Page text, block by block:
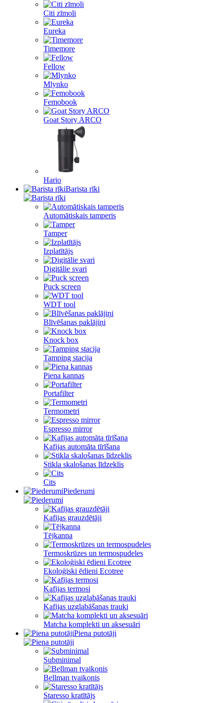
Citi zīmoli
Eureka
Timemore
Fellow
Mlynko
Femobook
Goat Story ARCO
Hario
Barista rīki
Automātiskais tamperis
Tamper
Izplatītājs
Digitālie svari
Puck screen
WDT tool
Blīvēšanas paklājiņi
Knock box
Tamping stacija
Piena kannas
Portafilter
Termometri
Espresso mirror
Kafijas automāta tīrīšana
Stikla skalošanas līdzeklis
Cits
Piederumi
Kafijas grauzdētāji
Tējkanna
Termoskrūzes un termospudeles
Ekoloģiski ēdieni Ecotree
Kafijas termosi
Kafijas uzglabāšanas trauki
Matcha komplekti un aksesuāri
Piena putotāji
Subminimal
Bellman tvaikonis
Staresso kratītājs